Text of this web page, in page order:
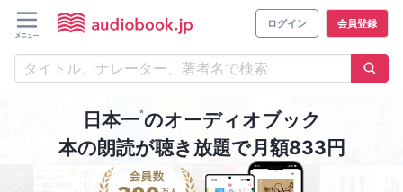
ログイン 会員登録
日本一※のオーディオブック
本の朗読が聴き放題で月額833円